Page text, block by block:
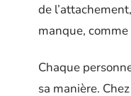
de
manque,
Chaque
sa manière.